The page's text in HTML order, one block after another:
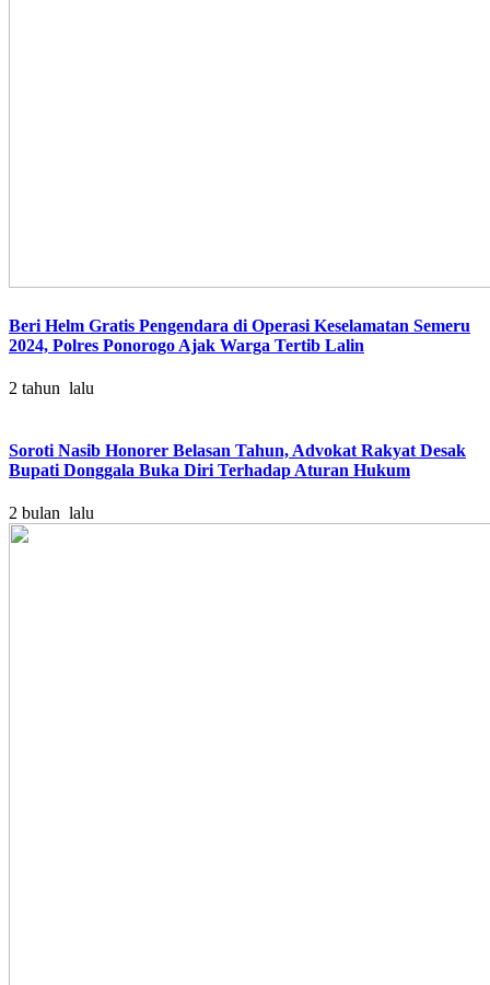
Beri Helm Gratis Pengendara di Operasi Keselamatan Semeru
2024, Polres Ponorogo Ajak Warga Tertib Lalin
2 tahun lalu
Soroti Nasib Honorer Belasan Tahun, Advokat Rakyat Desak
Bupati Donggala Buka Diri Terhadap Aturan Hukum
2 bulan lalu